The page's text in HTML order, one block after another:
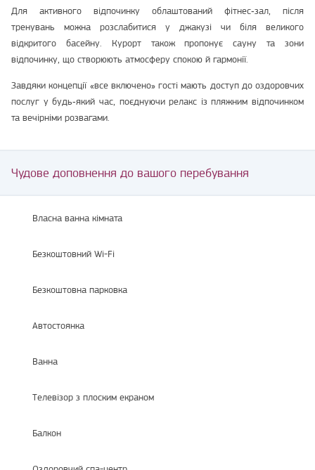
Для активного відпочинку облаштований фітнес‑зал, після
тренувань можна розслабитися у джакузі чи біля великого
відкритого басейну. Курорт також пропонує сауну та зони
відпочинку, що створюють атмосферу спокою й гармонії.
Завдяки концепції «все включено» гості мають доступ до оздоровчих
послуг у будь‑який час, поєднуючи релакс із пляжним відпочинком
та вечірніми розвагами.
Чудове доповнення до вашого перебування
Власна ванна кімната
Безкоштовний Wi-Fi
Безкоштовна парковка
Автостоянка
Ванна
Телевізор з плоским екраном
Балкон